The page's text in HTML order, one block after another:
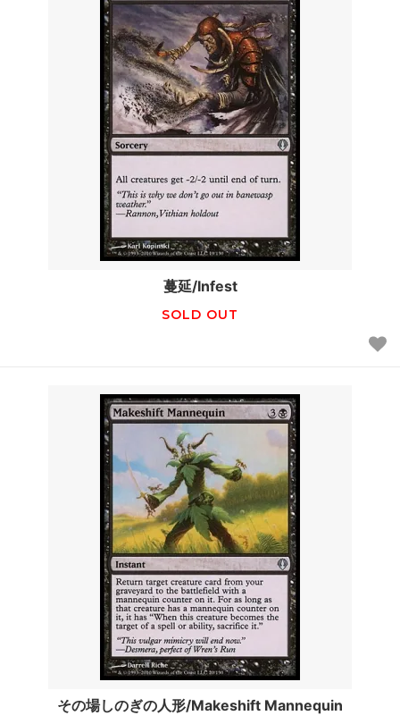
蔓延/Infest
SOLD OUT
その場しのぎの人形/Makeshift Mannequin